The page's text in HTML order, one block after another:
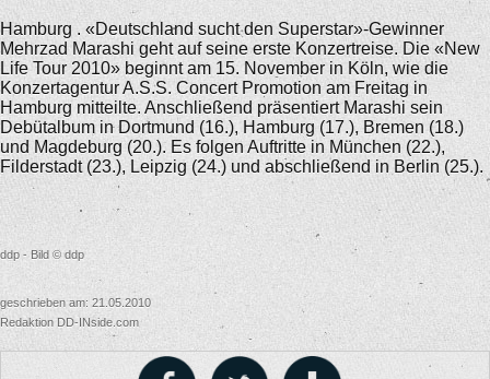
Hamburg . «Deutschland sucht den Superstar»-Gewinner
Mehrzad Marashi geht auf seine erste Konzertreise. Die «New
Life Tour 2010» beginnt am 15. November in Köln, wie die
Konzertagentur A.S.S. Concert Promotion am Freitag in
Hamburg mitteilte. Anschließend präsentiert Marashi sein
Debütalbum in Dortmund (16.), Hamburg (17.), Bremen (18.)
und Magdeburg (20.). Es folgen Auftritte in München (22.),
Filderstadt (23.), Leipzig (24.) und abschließend in Berlin (25.).
ddp - Bild © ddp
geschrieben am: 21.05.2010
Redaktion DD-INside.com